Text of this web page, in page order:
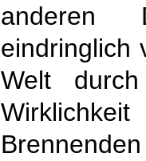
anderen
eindringlich
Welt